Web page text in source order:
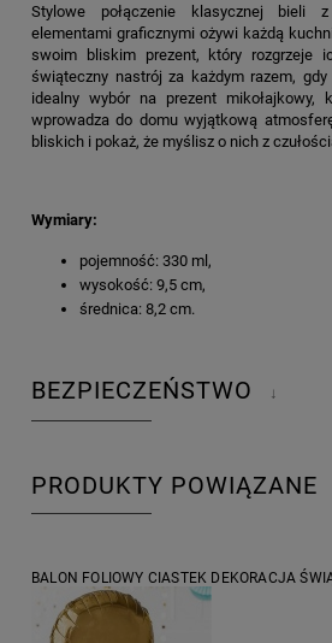
Stylowe połączenie klasycznej bieli
elementami graficznymi ożywi każdą
swoim bliskim prezent, który rozgrzeje
świąteczny nastrój za każdym razem,
idealny wybór na prezent mikołajkowy,
wprowadza do domu wyjątkową
bliskich i pokaż, że myślisz o nich z
Wymiary:
pojemność: 330 ml,
wysokość: 9,5 cm,
średnica: 8,2 cm.
BEZPIECZEŃSTWO ↓
PRODUKTY POWIĄZANE
BALON FOLIOWY CIASTEK DEKORACJA